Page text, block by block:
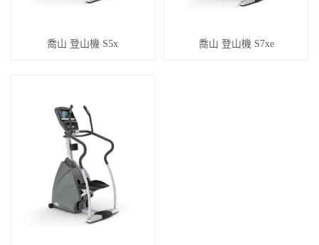
喬山 登山機 S5x 喬山 登山機 S7xe